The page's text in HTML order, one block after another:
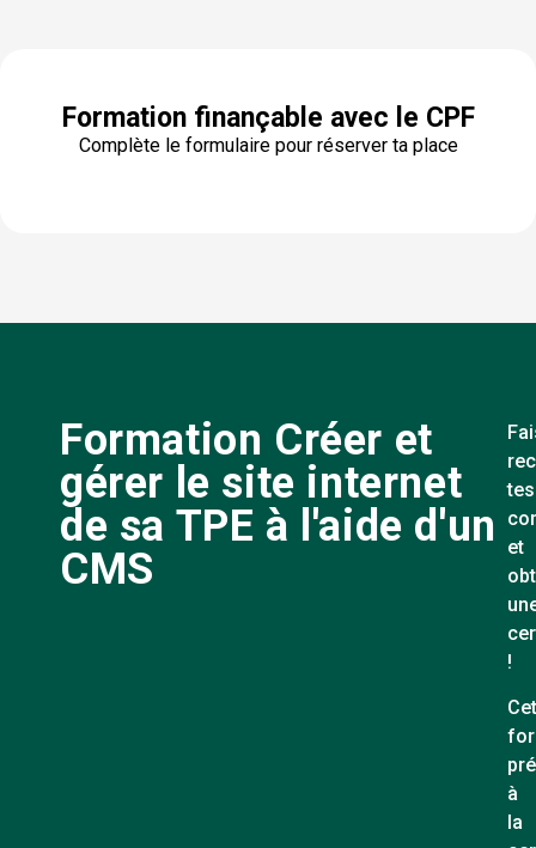
Formation finançable avec le CPF
Complète le formulaire pour réserver ta place
Formation Créer et
gérer le site internet
de sa TPE à l'aide d'un
CMS
tes
et
!
à
la